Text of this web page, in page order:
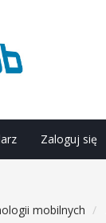
Zaloguj się
mobilnych